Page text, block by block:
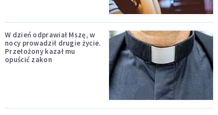
W dzień odprawiał Mszę, w
nocy prowadził drugie życie.
Przełożony kazał mu
opuścić zakon